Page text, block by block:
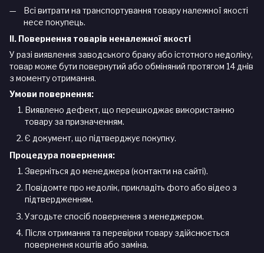
Всі витрати на транспортування товару належної якості
несе покупець.
II. Повернення товарів неналежної якості
У разі виявлення заводського браку або істотного недоліку,
товар може бути повернутий або обміняний протягом 14 днів
з моменту отримання.
Умови повернення:
Виявлено дефект, що перешкоджає використанню
товару за призначенням.
Є документ, що підтверджує покупку.
Процедура повернення:
Зверніться до менеджера (контакти на сайті).
Повідомте про недолік, прикладіть фото або відео з
підтвердженням.
Узгодьте спосіб повернення з менеджером.
Після отримання та перевірки товару здійснюється
повернення коштів або заміна.